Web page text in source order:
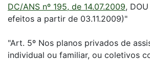
DC/ANS nº 195, de 14.07.2009,
efeitos a partir de 03.11.2009)"
"Art. 5º Nos planos privados de
individual ou familiar, ou coletivos